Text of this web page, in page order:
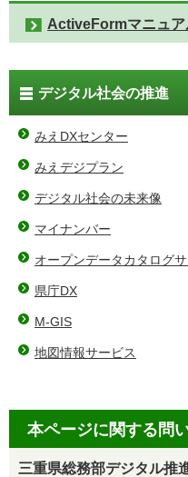
ActiveFormマニュア
デジタル社会の推進
みえDXセンター
みえデジプラン
デジタル社会の未来像
マイナンバー
オープンデータカタログサ
県庁DX
M-GIS
地図情報サービス
本ページに関する問
三重県総務部デジタル